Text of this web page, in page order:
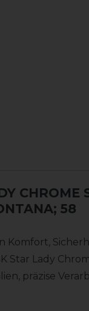
CHROME
58
Komfort,
Star Lady
präzise